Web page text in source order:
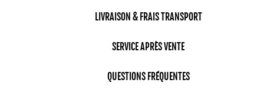
LIVRAISON & FRAIS TRANSPORT
SERVICE APRÈS VENTE
QUESTIONS FRÉQUENTES